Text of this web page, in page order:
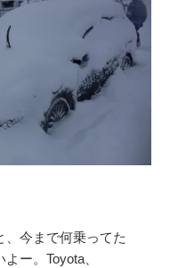
、今まで何乗ってた
ー。Toyota、